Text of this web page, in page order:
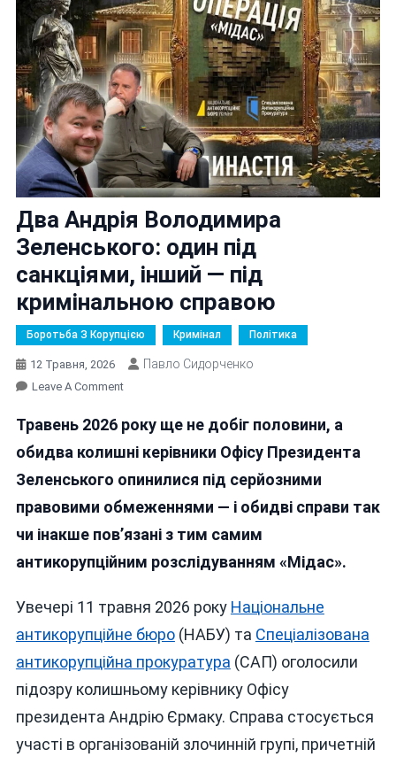
Два Андрія Володимира
Зеленського: один під
санкціями, інший — під
кримінальною справою
Боротьба З Корупцією Кримінал Політика
12 Травня, 2026 Павло Сидорченко
Leave A CommentOn
Андрія
Володимира
Один
Під
Санкціями,
—
Кримінальною
Справою
Травень 2026 року ще не добіг половини, а
обидва колишні керівники Офісу Президента
Зеленського опинилися під серйозними
правовими обмеженнями — і обидві справи так
чи інакше пов’язані з тим самим
антикорупційним розслідуванням «Мідас».
Увечері 11 травня 2026 року Національне
антикорупційне бюро(НАБУ) та Спеціалізована
антикорупційна прокуратура (САП) оголосили
підозру колишньому керівнику Офісу
президента Андрію Єрмаку. Справа стосується
участі в організованій злочинній групі, причетній